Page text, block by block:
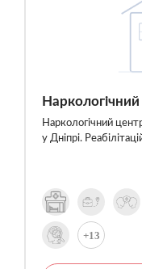
Наркологічний
у Дніпрі.
+13